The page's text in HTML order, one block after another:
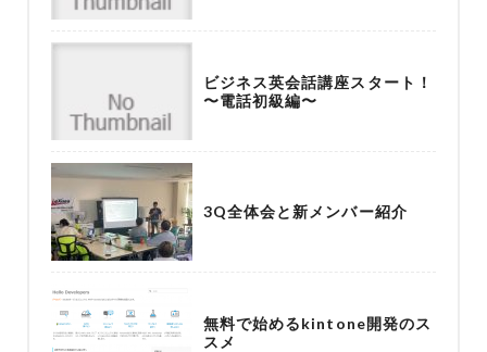
ビジネス英会話講座スタート！
〜電話初級編〜
3Q全体会と新メンバー紹介
無料で始めるkintone開発のス
スメ